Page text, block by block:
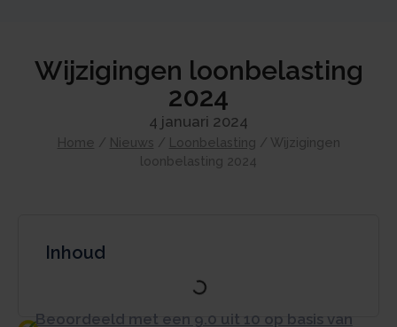
Wijzigingen loonbelasting
2024
4 januari 2024
Home / Nieuws / Loonbelasting / Wijzigingen
loonbelasting 2024
Inhoud
Beoordeeld met een 9.0 uit 10 op basis van